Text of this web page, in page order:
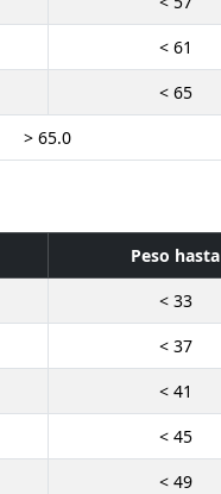
< 61
< 65
> 65.0
Peso hasta
< 33
< 37
< 41
< 45
< 49